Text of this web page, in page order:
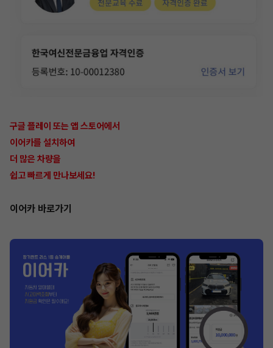
구글 플레이 또는 앱 스토어에서
이어카를 설치하여
더 많은 차량을
쉽고 빠르게 만나보세요!
이어카 바로가기